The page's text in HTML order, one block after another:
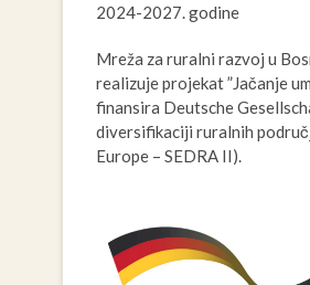
2024-2027. godine
Mreža za ruralni razvoj u
realizuje projekat ”Jačanje
finansira Deutsche
diversifikaciji ruralnih
Europe – SEDRA II).